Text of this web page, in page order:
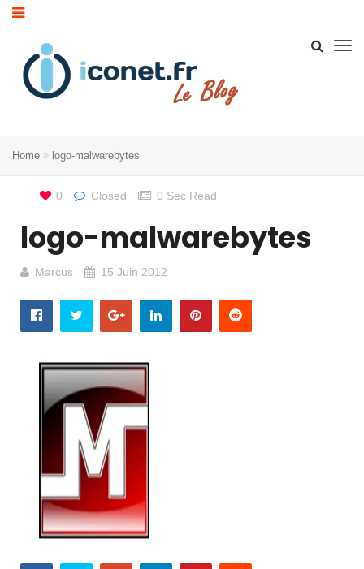
Home logo-malwarebytes
0 Closed 0 Sec Read
logo-malwarebytes
Marcus 15 Juin 2012